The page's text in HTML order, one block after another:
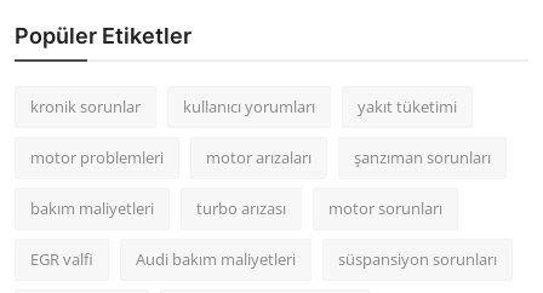
Popüler Etiketler
kronik sorunlar kullanıcı yorumları yakıt tüketimi
motor problemleri motor arızaları şanzıman sorunları
bakım maliyetleri turbo arızası motor sorunları
EGR valfi Audi bakım maliyetleri süspansiyon sorunları